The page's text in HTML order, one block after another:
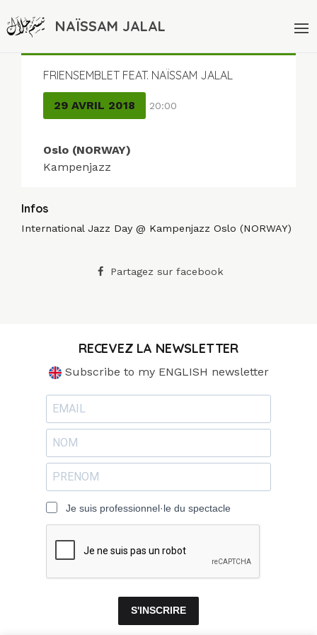
NAÏSSAM JALAL
FRIENSEMBLET FEAT. NAÏSSAM JALAL
29 AVRIL 2018 20:00
Oslo (NORWAY)
Kampenjazz
Infos
International Jazz Day @ Kampenjazz Oslo (NORWAY)
Partagez sur facebook
RECEVEZ LA NEWSLETTER
Subscribe to my ENGLISH newsletter
Je suis professionnel·le du spectacle
S'INSCRIRE